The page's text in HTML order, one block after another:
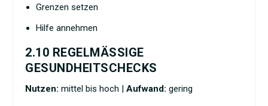
Grenzen setzen
Hilfe annehmen
2.10 REGELMÄSSIGE G
ESUNDHEITSCHECKS
Nutzen: mittel bis hoch |Aufwand: gering